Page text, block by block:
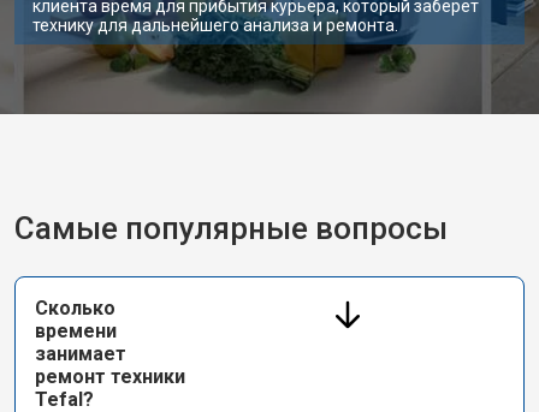
клиента время для прибытия курьера, который заберет
технику для дальнейшего анализа и ремонта.
Самые популярные вопросы
Сколько
времени
занимает
ремонт техники
Tefal?